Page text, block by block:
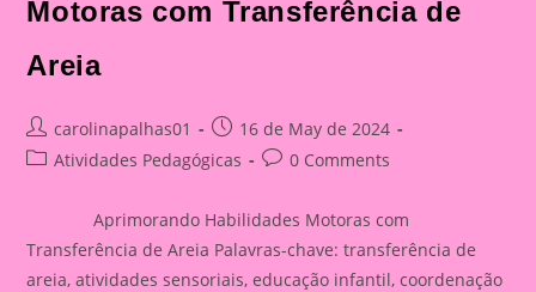
Motoras com Transferência de
Areia
Post
author:
carolinapalhas01
Post
published:
16 de May de 2024
PostAtividades Pedagógicas
Post0 Comments
Aprimorando Habilidades Motoras com
Transferência de Areia Palavras-chave: transferência de
areia, atividades sensoriais, educação infantil, coordenação